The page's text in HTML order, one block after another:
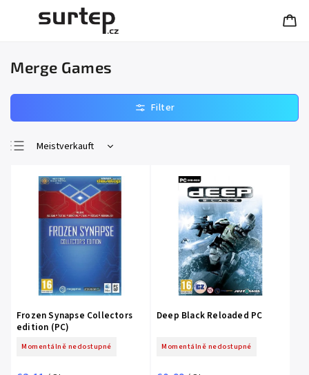
Merge Games
Meistverkauft
Teuerste
Alphabetisch
Frozen Synapse Collectors
edition (PC)
Momentálně nedostupné
Deep Black Reloaded PC
Momentálně nedostupné